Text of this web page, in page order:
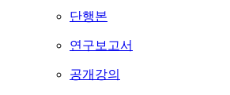
단행본
연구보고서
공개강의